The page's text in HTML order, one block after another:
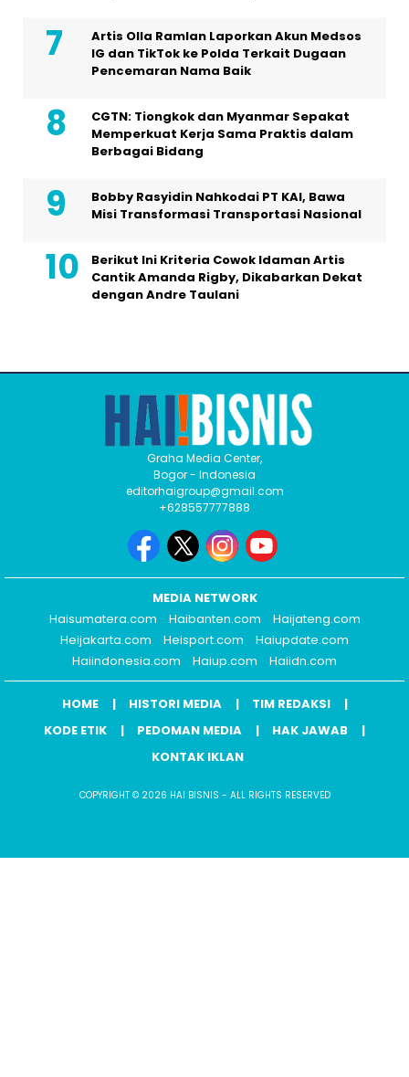
Artis Olla Ramlan Laporkan Akun Medsos
IG dan TikTok ke Polda Terkait Dugaan
Pencemaran Nama Baik
CGTN: Tiongkok dan Myanmar Sepakat
Memperkuat Kerja Sama Praktis dalam
Berbagai Bidang
Bobby Rasyidin Nahkodai PT KAI, Bawa
Misi Transformasi Transportasi Nasional
Berikut Ini Kriteria Cowok Idaman Artis
Cantik Amanda Rigby, Dikabarkan Dekat
dengan Andre Taulani
Graha Media Center,
Bogor - Indonesia
editorhaigroup@gmail.com
+628557777888
MEDIA NETWORK
Haisumatera.com
Haibanten.com
Haijateng.com
Heijakarta.com
Heisport.com
Haiupdate.com
Haiindonesia.com
Haiup.com Haiidn.com
HOME HISTORI MEDIA
TIM REDAKSI
KODE ETIK
PEDOMAN MEDIA
HAK JAWAB
KONTAK IKLAN
COPYRIGHT © 2026 HAI BISNIS - ALL RIGHTS RESERVED